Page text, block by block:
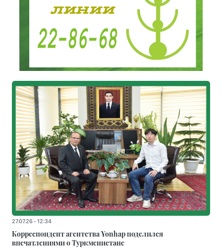
27.07.26 - 12:34
Корреспондент агентства Yonhap поделился
впечатлениями о Туркменистане